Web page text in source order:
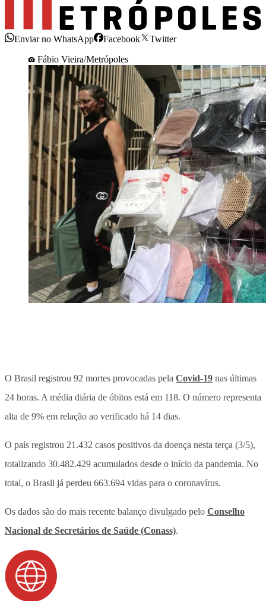
Enviar no WhatsApp Facebook
Twitter
Fábio Vieira/Metrópoles
O Brasil registrou 92 mortes provocadas pela Covid-19 nas últimas
24 horas. A média diária de óbitos está em 118. O número representa
alta de 9% em relação ao verificado há 14 dias.
O país registrou 21.432 casos positivos da doença nesta terça (3/5),
totalizando 30.482.429 acumulados desde o início da pandemia. No
total, o Brasil já perdeu 663.694 vidas para o coronavírus.
Os dados são do mais recente balanço divulgado pelo Conselho
Nacional de Secretários de Saúde (Conass).